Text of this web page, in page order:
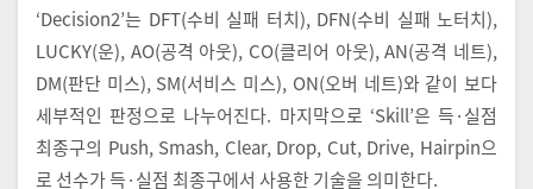
‘Decision2’는 DFT(수비 실패 터치), DFN(수비 실패 노터치),
LUCKY(운), AO(공격 아웃), CO(클리어 아웃), AN(공격 네트),
DM(판단 미스), SM(서비스 미스), ON(오버 네트)와 같이 보다
세부적인 판정으로 나누어진다. 마지막으로 ‘Skill’은 득·실점
최종구의 Push, Smash, Clear, Drop, Cut, Drive, Hairpin으
로 선수가 득·실점 최종구에서 사용한 기술을 의미한다.